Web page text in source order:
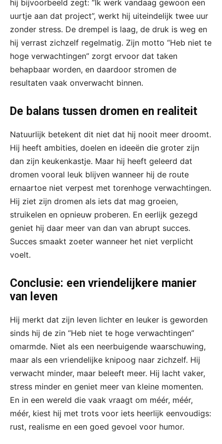
hij bijvoorbeeld zegt: “Ik werk vandaag gewoon een
uurtje aan dat project”, werkt hij uiteindelijk twee uur
zonder stress. De drempel is laag, de druk is weg en
hij verrast zichzelf regelmatig. Zijn motto “Heb niet te
hoge verwachtingen” zorgt ervoor dat taken
behapbaar worden, en daardoor stromen de
resultaten vaak onverwacht binnen.
De balans tussen dromen en realiteit
Natuurlijk betekent dit niet dat hij nooit meer droomt.
Hij heeft ambities, doelen en ideeën die groter zijn
dan zijn keukenkastje. Maar hij heeft geleerd dat
dromen vooral leuk blijven wanneer hij de route
ernaartoe niet verpest met torenhoge verwachtingen.
Hij ziet zijn dromen als iets dat mag groeien,
struikelen en opnieuw proberen. En eerlijk gezegd
geniet hij daar meer van dan van abrupt succes.
Succes smaakt zoeter wanneer het niet verplicht
voelt.
Conclusie: een vriendelijkere manier
van leven
Hij merkt dat zijn leven lichter en leuker is geworden
sinds hij de zin “Heb niet te hoge verwachtingen”
omarmde. Niet als een neerbuigende waarschuwing,
maar als een vriendelijke knipoog naar zichzelf. Hij
verwacht minder, maar beleeft meer. Hij lacht vaker,
stress minder en geniet meer van kleine momenten.
En in een wereld die vaak vraagt om méér, méér,
méér, kiest hij met trots voor iets heerlijk eenvoudigs:
rust, realisme en een goed gevoel voor humor.